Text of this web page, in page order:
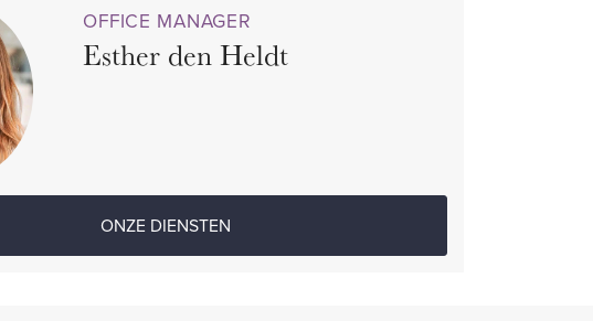
OFFICE MANAGER
Esther den Heldt
ONZE DIENSTEN